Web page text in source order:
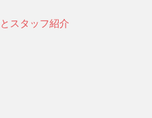
スタッフ紹介